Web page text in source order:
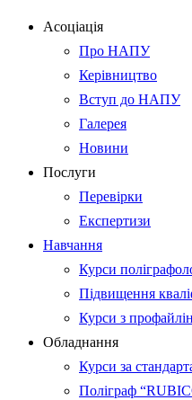
Асоціація
Про НАПУ
Керівництво
Вступ до НАПУ
Галерея
Новини
Послуги
Перевірки
Експертизи
Навчання
Курси
Підвищення
Курси з
Обладнання
Курси за
Поліграф